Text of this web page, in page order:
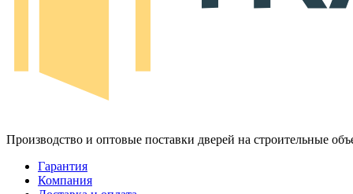
Производство и оптовые поставки дверей на строительные
Гарантия
Компания